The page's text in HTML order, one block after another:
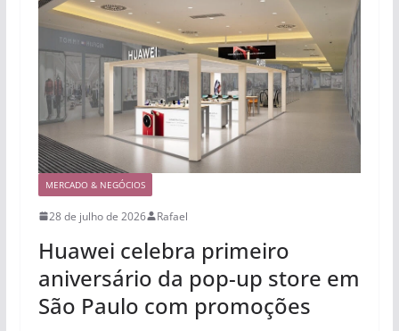
MERCADO & NEGÓCIOS
28 de julho de 2026 Rafael
Huawei celebra primeiro
aniversário da pop-up store em
São Paulo com promoções